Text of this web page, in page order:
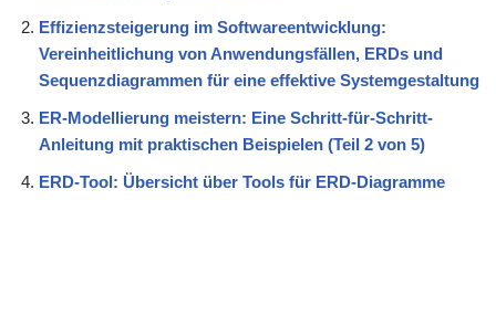
Effizienzsteigerung im Softwareentwicklung:
Vereinheitlichung von Anwendungsfällen, ERDs und
Sequenzdiagrammen für eine effektive Systemgestaltung
ER-Modellierung meistern: Eine Schritt-für-Schritt-
Anleitung mit praktischen Beispielen (Teil 2 von 5)
ERD-Tool: Übersicht über Tools für ERD-Diagramme